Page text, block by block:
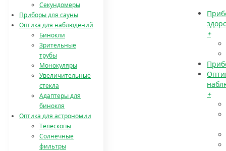
Секундомеры
Приборы для сауны
Оптика для наблюдений
Бинокли
Зрительные
трубы
Монокуляры
Увеличительные
стекла
Адаптеры для
бинокля
Оптика для астрономии
Телескопы
Солнечные
фильтры
+
+